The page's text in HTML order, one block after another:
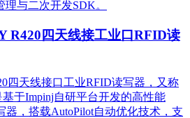
与二次开发SDK。
R420四天线接工业口RFID读
四天线接口工业RFID读写器，又称
基于Impinj自研平台开发的高性能
，搭载AutoPilot自动优化技术，支